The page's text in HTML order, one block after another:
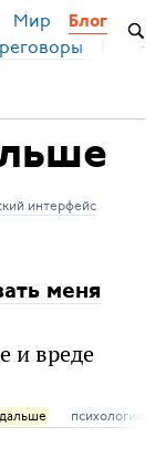
Мир Блог
интерфейс
меня
и вреде
психология